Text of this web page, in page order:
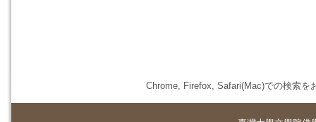
Chrome, Firefox, Safari(Mac)での検索を